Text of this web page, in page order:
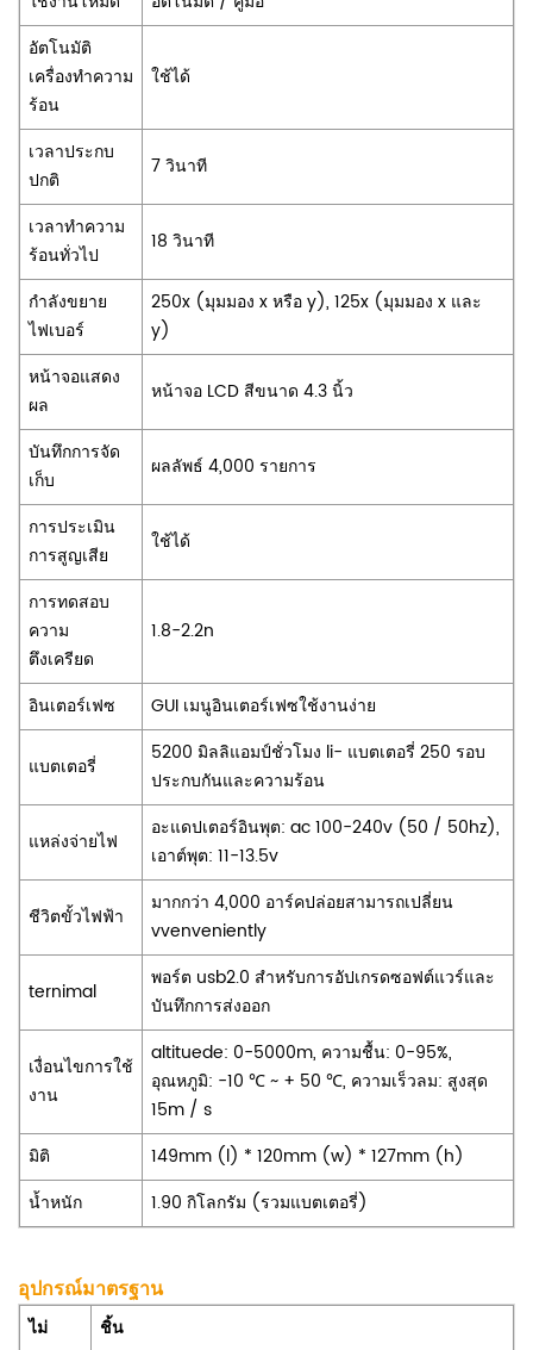
อัตโนมัติ
เครื่องทำความ
ร้อน
ใช้ได้
เวลาประกบ
ปกติ
7 วินาที
เวลาทำความ
ร้อนทั่วไป
18 วินาที
กำลังขยาย
ไฟเบอร์
250x (มุมมอง x หรือ y), 125x (มุมมอง x และ
y)
หน้าจอแสดง
ผล
หน้าจอ LCD สีขนาด 4.3 นิ้ว
บันทึกการจัด
เก็บ
ผลลัพธ์ 4,000 รายการ
การประเมิน
การสูญเสีย
ใช้ได้
การทดสอบ
ความ
ตึงเครียด
1.8-2.2n
อินเตอร์เฟซ GUI เมนูอินเตอร์เฟซใช้งานง่าย
แบตเตอรี่
5200 มิลลิแอมป์ชั่วโมง li- แบตเตอรี่ 250 รอบ
ประกบกันและความร้อน
แหล่งจ่ายไฟ
อะแดปเตอร์อินพุต: ac 100-240v (50 / 50hz),
เอาต์พุต: 11-13.5v
ชีวิตขั้วไฟฟ้า
มากกว่า 4,000 อาร์คปล่อยสามารถเปลี่ยน
vvenveniently
ternimal
พอร์ต usb2.0 สำหรับการอัปเกรดซอฟต์แวร์และ
บันทึกการส่งออก
เงื่อนไขการใช้
งาน
altituede: 0-5000m, ความชื้น: 0-95%,
อุณหภูมิ: -10 ℃ ~ + 50 ℃, ความเร็วลม: สูงสุด
15m / s
มิติ
149mm (l) * 120mm (w) * 127mm (h)
น้ำหนัก
1.90 กิโลกรัม (รวมแบตเตอรี่)
อุปกรณ์มาตรฐาน
ไม่ ชิ้น